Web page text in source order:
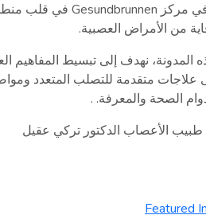
من الأمراض العصبية.
المدونة، نهدف إلى تبسيط المفاهيم
علاجات متقدمة للتصلب المتعدد
الصحة والمعرفة. .
طبيب الأعصاب الدكتور تركي عقيل